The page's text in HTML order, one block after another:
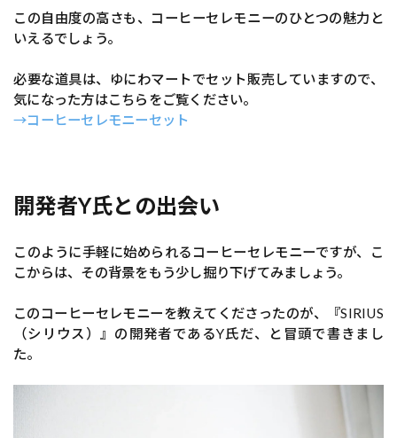
この自由度の高さも、コーヒーセレモニーのひとつの魅力と
いえるでしょう。
必要な道具は、ゆにわマートでセット販売していますので、
気になった方はこちらをご覧ください。
→コーヒーセレモニーセット
開発者Y氏との出会い
このように手軽に始められるコーヒーセレモニーですが、こ
こからは、その背景をもう少し掘り下げてみましょう。
このコーヒーセレモニーを教えてくださったのが、『SIRIUS
（シリウス）』の開発者であるY氏だ、と冒頭で書きまし
た。